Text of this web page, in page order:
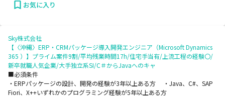
お気に入り
Sky株式会社
【〈沖縄〉ERP・CRMパッケージ導入開発エンジニア（Microsoft Dynamics
365 ）】プライム案件9割/平均残業時間17h/住宅手当有/上流工程の経験〇/
新卒就職人気企業/大手独立系SI/C＃からJavaへのキャ
■必須条件
・ERPパッケージの設計、開発の経験が3年以上ある方 ・Java、C#、SAP
Fiori、X++いずれかのプログラミング経験が5年以上ある方